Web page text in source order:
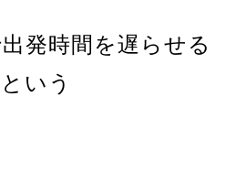
発時間を遅らせる
という